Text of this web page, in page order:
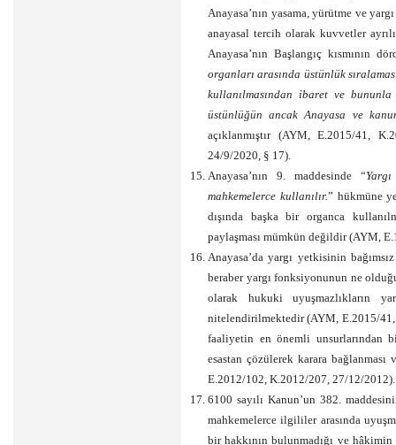
Anayasa’nın yasama, yürütme ve
anayasal tercih olarak kuvvetler
Anayasa’nın Başlangıç kısmının
organları arasında üstünlük
kullanılmasından ibaret ve
üstünlüğün ancak Anayasa ve
açıklanmıştır (AYM, E.2015/41,
24/9/2020, § 17).
Anayasa’nın 9. maddesinde “
mahkemelerce kullanılır.” hükmüne
dışında başka bir organca
paylaşması mümkün değildir (AYM,
Anayasa’da yargı yetkisinin
beraber yargı fonksiyonunun ne
olarak hukuki uyuşmazlıkların
nitelendirilmektedir (AYM, E.2015/41,
faaliyetin en önemli unsurlarından
esastan çözülerek karara
E.2012/102, K.2012/207, 27/12/2012).
6100 sayılı Kanun’un 382.
mahkemelerce ilgililer arasında
bir hakkının bulunmadığı ve